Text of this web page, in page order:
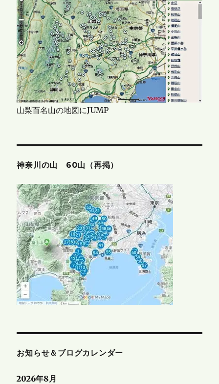
山梨百名山の地図にJUMP
神奈川の山 60山（再掲）
お知らせ＆ブログカレンダー
2026年8月